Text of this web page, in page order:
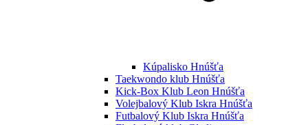
Kúpalisko Hnúšťa
Taekwondo klub Hnúšťa
Kick-Box Klub Leon Hnúšťa
Volejbalový Klub Iskra Hnúšťa
Futbalový Klub Iskra Hnúšťa